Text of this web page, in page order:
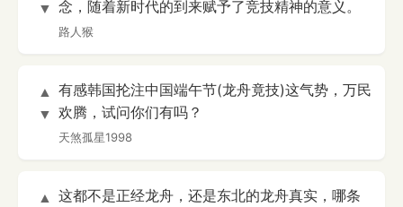
▼ 念，随着新时代的到来赋予了竞技精神的意义。
路人猴
▲
▼
有感韩国抡注中国端午节(龙舟竟技)这气势，万民
欢腾，试问你们有吗？
天煞孤星1998
▲
这都不是正经龙舟，还是东北的龙舟真实，哪条